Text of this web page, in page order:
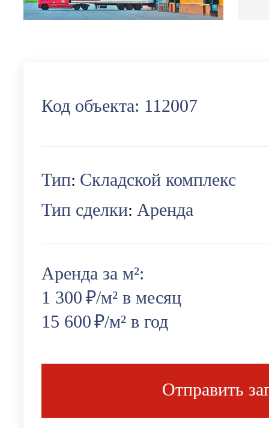
Код объекта: 112007
Тип: Складской комплекс
Тип сделки: Аренда
Аренда за м²:
1 300 ₽/м² в месяц
15 600₽/м² в год
Отправить